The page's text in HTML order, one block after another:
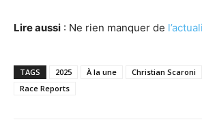
Lire aussi : Ne rien manquer de
TAGS 2025 À la une Christian Scaroni
Race Reports